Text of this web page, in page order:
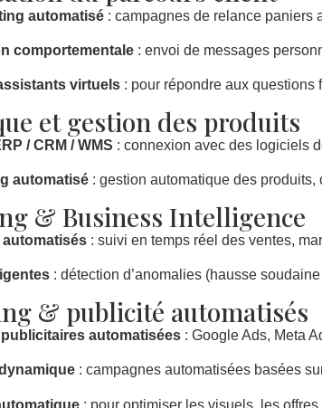
automatisé : campagnes de relance paniers
comportementale : envoi de messages
virtuels : pour répondre aux questions
et gestion des produits
/ CRM / WMS : connexion avec des logiciels
automatisé : gestion automatique des
& Business Intelligence
: suivi en temps réel des ventes,
: détection d’anomalies (hausse
& publicité automatisés
automatisées : Google Ads, Meta
: campagnes automatisées basées
: pour optimiser les visuels, les